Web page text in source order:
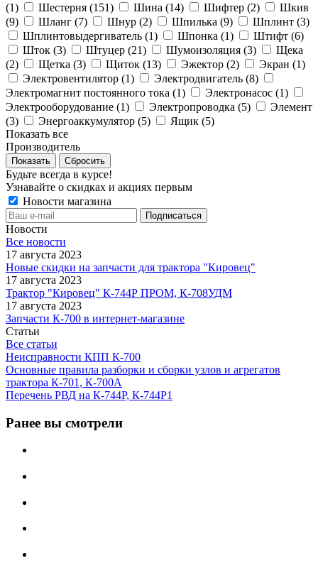
(1) Шестерня (151) Шина (14) Шифтер (2)
Шкив
(9) Шланг (7) Шнур (2) Шпилька (9) Шплинт (3)
Шплинтовыдергиватель (1) Шпонка (1) Штифт (6)
Шток (3) Штуцер (21) Шумоизоляция (3)
Щека
(2) Щетка (3) Щиток (13) Эжектор (2) Экран (1)
Электровентилятор (1) Электродвигатель (8)
Электромагнит постоянного тока (1) Электронасос (1)
Электрооборудование (1) Электропроводка (5)
Элемент
(3) Энергоаккумулятор (5) Ящик (5)
Показать все
Производитель
Сбросить
Будьте всегда в курсе!
Узнавайте о скидках и акциях первым
Новости магазина
Новости
Все новости
17 августа 2023
Новые скидки на запчасти для трактора "Кировец"
17 августа 2023
Трактор "Кировец" К-744Р ПРОМ, К-708УДМ
17 августа 2023
Запчасти К-700 в интернет-магазине
Статьи
Все статьи
Неисправности КПП К-700
Основные правила разборки и сборки узлов и агрегатов
трактора К-701, К-700А
Перечень РВД на К-744Р, К-744Р1
Ранее вы смотрели